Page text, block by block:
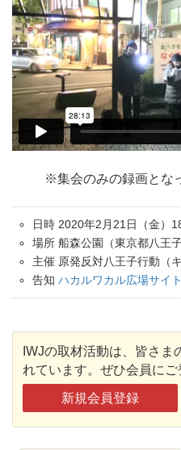
※集会のみの録画とな
日時 2020年2月21日（金）
場所 船森公園（東京都八王子
主催 原発反対八王子行動（
告知 ハカルワカル広場サイト
IWJの取材活動は、皆さま
れています。ぜひ会員にご
新規会員登録